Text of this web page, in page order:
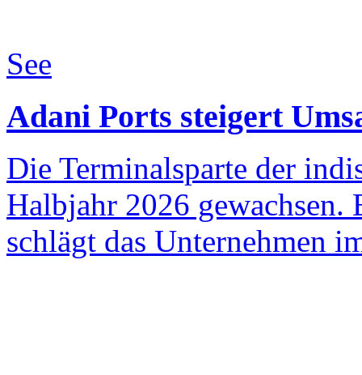
See
Adani Ports steigert
Die Terminalsparte der
Halbjahr 2026
schlägt das Unternehmen